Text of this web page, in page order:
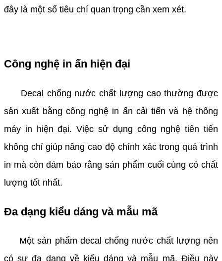
đây là một số tiêu chí quan trọng cần xem xét.
Công nghệ in ấn hiện đại
Decal chống nước chất lượng cao thường được
sản xuất bằng công nghệ in ấn cải tiến và hệ thống
máy in hiện đại. Việc sử dụng công nghệ tiên tiến
không chỉ giúp nâng cao độ chính xác trong quá trình
in mà còn đảm bảo rằng sản phẩm cuối cùng có chất
lượng tốt nhất.
Đa dạng kiểu dáng và mẫu mã
Một sản phẩm decal chống nước chất lượng nên
có sự đa dạng về kiểu dáng và mẫu mã. Điều này